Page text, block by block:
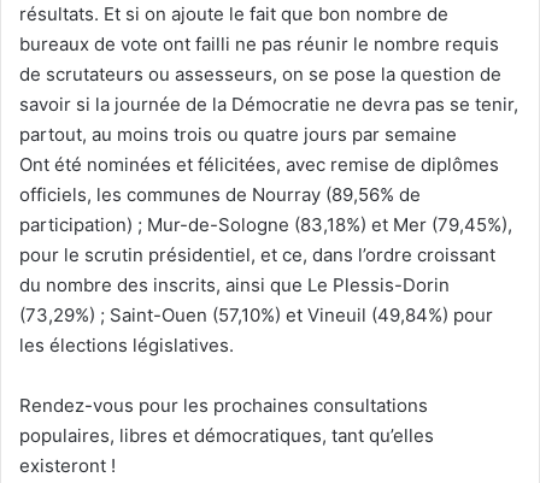
résultats. Et si on ajoute le fait que bon nombre de
bureaux de vote ont failli ne pas réunir le nombre requis
de scrutateurs ou assesseurs, on se pose la question de
savoir si la journée de la Démocratie ne devra pas se tenir,
partout, au moins trois ou quatre jours par semaine
Ont été nominées et félicitées, avec remise de diplômes
officiels, les communes de Nourray (89,56% de
participation) ; Mur-de-Sologne (83,18%) et Mer (79,45%),
pour le scrutin présidentiel, et ce, dans l’ordre croissant
du nombre des inscrits, ainsi que Le Plessis-Dorin
(73,29%) ; Saint-Ouen (57,10%) et Vineuil (49,84%) pour
les élections législatives.
Rendez-vous pour les prochaines consultations
populaires, libres et démocratiques, tant qu’elles
existeront !